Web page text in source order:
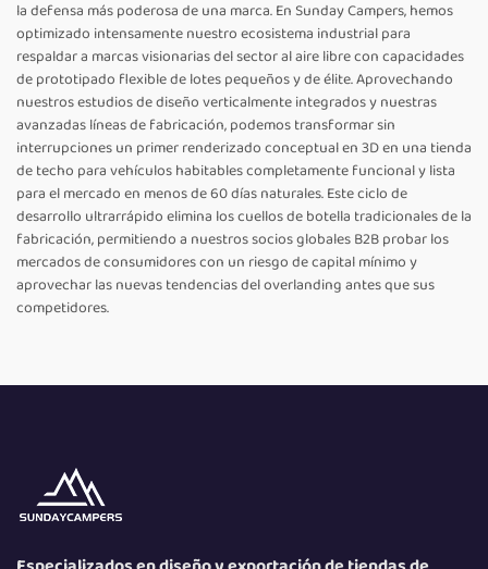
la defensa más poderosa de una marca. En Sunday Campers, hemos
optimizado intensamente nuestro ecosistema industrial para
respaldar a marcas visionarias del sector al aire libre con capacidades
de prototipado flexible de lotes pequeños y de élite. Aprovechando
nuestros estudios de diseño verticalmente integrados y nuestras
avanzadas líneas de fabricación, podemos transformar sin
interrupciones un primer renderizado conceptual en 3D en una tienda
de techo para vehículos habitables completamente funcional y lista
para el mercado en menos de 60 días naturales. Este ciclo de
desarrollo ultrarrápido elimina los cuellos de botella tradicionales de la
fabricación, permitiendo a nuestros socios globales B2B probar los
mercados de consumidores con un riesgo de capital mínimo y
aprovechar las nuevas tendencias del overlanding antes que sus
competidores.